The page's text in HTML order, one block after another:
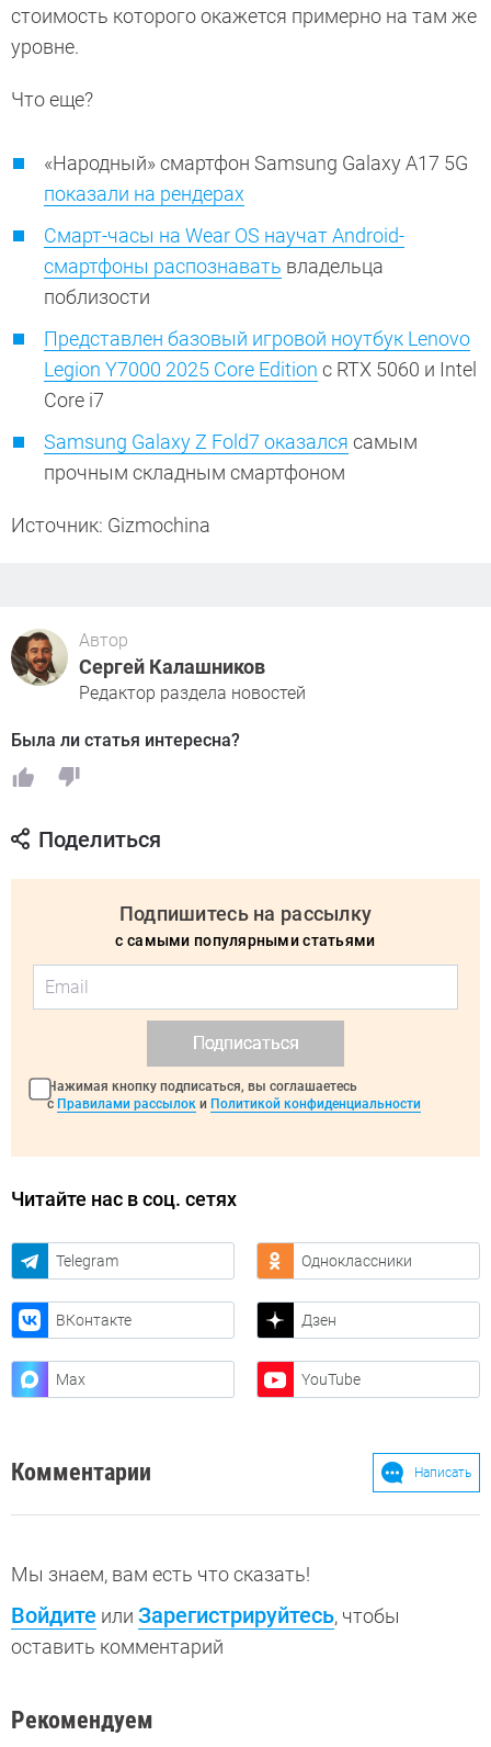
стоимость которого окажется примерно на там же
уровне.
Что еще?
«Народный» смартфон Samsung Galaxy A17 5G
показали на рендерах
Смарт-часы на Wear OS научат Android-
смартфоны распознавать владельца
поблизости
Представлен базовый игровой ноутбук Lenovo
Legion Y7000 2025 Core Edition с RTX 5060 и Intel
Core i7
Samsung Galaxy Z Fold7 оказался самым
прочным складным смартфоном
Источник: Gizmochina
Автор
Сергей Калашников
Редактор раздела новостей
Была ли статья интересна?
Поделиться
Подпишитесь на рассылку
с самыми популярными статьями
Подписаться
Нажимая кнопку подписаться, вы соглашаетесь
с Правилами рассылок и Политикой конфиденциальности
Читайте нас в соц. сетях
Telegram Одноклассники
ВКонтакте Дзен
Max YouTube
Комментарии Написать
Мы знаем, вам есть что сказать!
Войдите или Зарегистрируйтесь, чтобы
оставить комментарий
Рекомендуем